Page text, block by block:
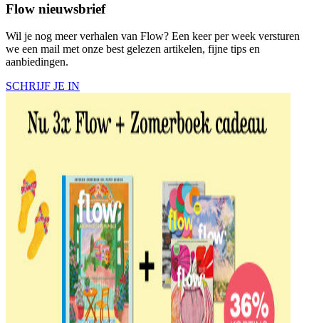
Flow nieuwsbrief
Wil je nog meer verhalen van Flow? Een keer per week versturen
we een mail met onze best gelezen artikelen, fijne tips en
aanbiedingen.
SCHRIJF JE IN